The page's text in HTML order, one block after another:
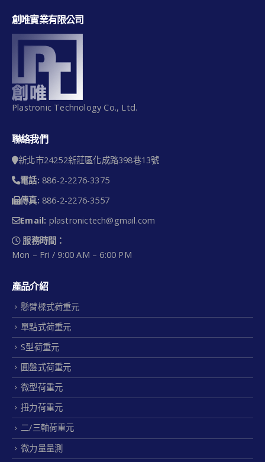
創唯實業有限公司
Plastronic Technology Co., Ltd.
聯絡我們
新北市24252新莊區化成路398巷13號
電話: 886-2-2276-3375
傳真: 886-2-2276-3557
Email: plastronictech@gmail.com
服務時間：
Mon – Fri / 9:00 AM – 6:00 PM
產品介紹
懸臂樑式荷重元
單點式荷重元
S型荷重元
圓盤式荷重元
微型荷重元
扭力荷重元
二/三軸荷重元
微力量量測